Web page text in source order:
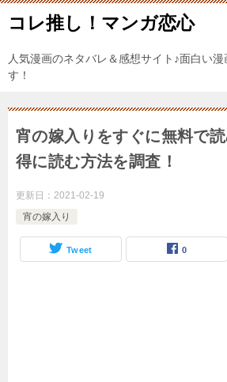
コレ推し！マンガ恋心
人気漫画のネタバレ＆感想サイト♪面白い
す！
宵の嫁入りをすぐに無料で
得に読む方法を調査！
更新日： 2021-02-19
宵の嫁入り
Tweet 0